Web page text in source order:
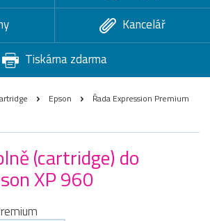
Kancelář
Tiskárna zdarma
Epson
Řada Expression Premium
(cartridge) do
XP 960